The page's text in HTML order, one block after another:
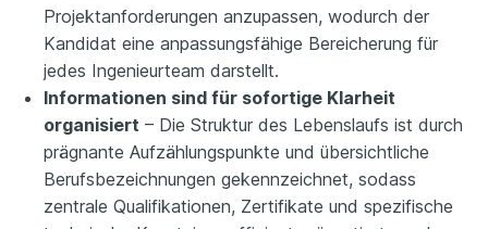
Projektanforderungen anzupassen, wodurch der
Kandidat eine anpassungsfähige Bereicherung für
jedes Ingenieurteam darstellt.
Informationen sind für sofortige Klarheit
organisiert – Die Struktur des Lebenslaufs ist durch
prägnante Aufzählungspunkte und übersichtliche
Berufsbezeichnungen gekennzeichnet, sodass
zentrale Qualifikationen, Zertifikate und spezifische